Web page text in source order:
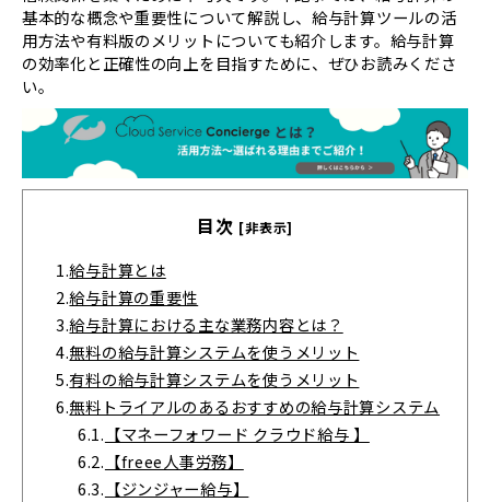
基本的な概念や重要性について解説し、給与計算ツールの活
用方法や有料版のメリットについても紹介します。給与計算
の効率化と正確性の向上を目指すために、ぜひお読みくださ
い。
目次 [非表示]
1.給与計算とは
2.給与計算の重要性
3.給与計算における主な業務内容とは？
4.無料の給与計算システムを使うメリット
5.有料の給与計算システムを使うメリット
6.無料トライアルのあるおすすめの給与計算システム
6.1. 【マネーフォワード クラウド給与 】
6.2. 【freee人事労務】
6.3. 【ジンジャー給与】